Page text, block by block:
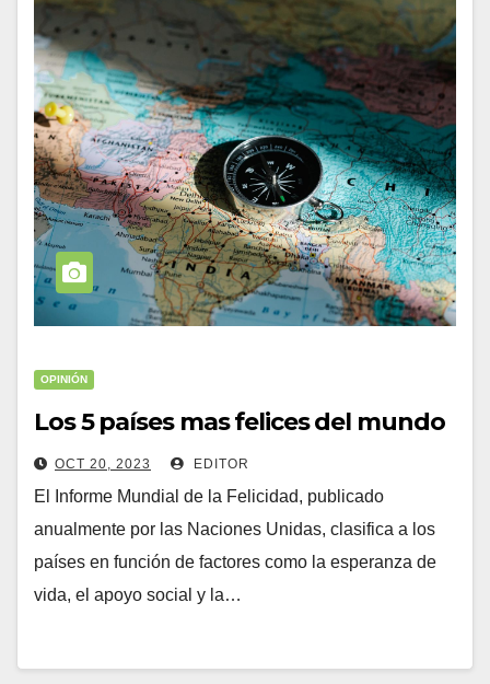
OPINIÓN
Los 5 países mas felices del mundo
OCT 20, 2023 EDITOR
El Informe Mundial de la Felicidad, publicado
anualmente por las Naciones Unidas, clasifica a los
países en función de factores como la esperanza de
vida, el apoyo social y la…